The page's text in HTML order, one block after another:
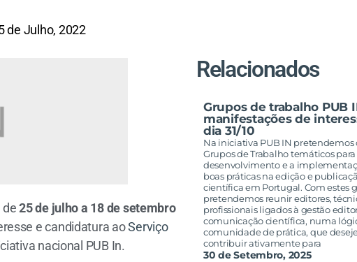
de Julho, 2022
de25 de julho a 18 de setembro
e candidatura aoServiço
nacional PUB In.
Relacionados
Grupos de trabalho PUB
manifestações de
dia 31/10
Na iniciativa PUB IN pretendemos
Grupos de Trabalho temáticos
desenvolvimento e a
boas práticas na edição e
científica em Portugal. Com estes
pretendemos reunir editores,
profissionais ligados à gestão
comunicação científica, numa
comunidade de prática, que
contribuir ativamente para
30 de Setembro, 2025